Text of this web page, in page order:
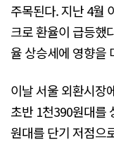
주목된다. 지난 4월
크로 환율이 급등했
율 상승세에 영향을
이날 서울 외환시장
초반 1천390원대를
원대를 단기 저점으